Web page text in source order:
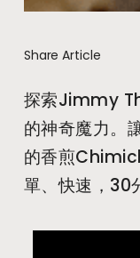
Share Article
探索Jimmy
的神奇魔力。
的香煎
單、快速，30